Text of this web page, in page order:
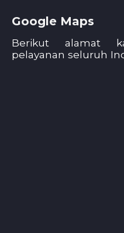
Google Maps
Berikut alamat
pelayanan seluruh